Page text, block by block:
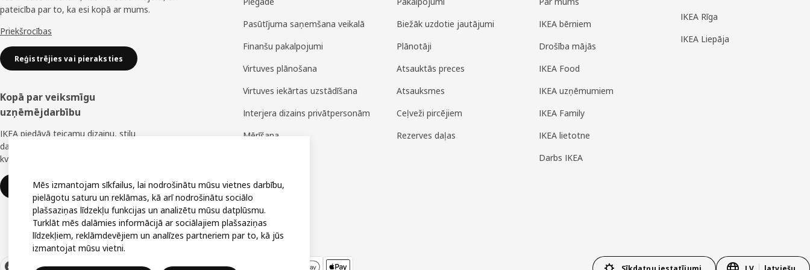
pateicība par to, ka esi kopā ar mums.
Priekšrocības
Reģistrējies vai pieraksties
Kopā par veiksmīgu
uzņēmējdarbību
IKEA piedāvā teicamu dizainu, stilu
daudzveidību, lielisku cenu un uzticamu
kvalitāti.
IKEA uzņēmumiem
Pasūtījuma saņemšana veikalā
Finanšu pakalpojumi
Virtuves plānošana
Virtuves iekārtas uzstādīšana
Interjera dizains privātpersonām
Mērīšana
Biežāk uzdotie jautājumi
Plānotāji
Atsauktās preces
Atsauksmes
Ceļveži pircējiem
Rezerves daļas
IKEA bērniem
Drošība mājās
IKEA Food
IKEA uzņēmumiem
IKEA Family
IKEA lietotne
Darbs IKEA
IKEA Rīga
IKEA Liepāja
Mēs izmantojam sīkfailus, lai nodrošinātu mūsu vietnes darbību,
pielāgotu saturu un reklāmas, kā arī nodrošinātu sociālo
plašsaziņas līdzekļu funkcijas un analizētu mūsu datplūsmu.
Turklāt mēs dalāmies informācijā ar sociālajiem plašsaziņas
līdzekļiem, reklāmdevējiem un analīzes partneriem par to, kā jūs
izmantojat mūsu vietni.